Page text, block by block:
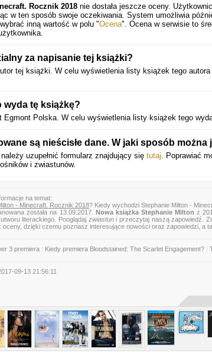
Rocznik 2018 nie dostała jeszcze oceny.
w ten sposób swoje oczekiwania. System umożliwia
inną wartość w polu "Ocena". Ocena w serwisie to
za napisanie tej książki?
tej książki. W celu wyświetlenia listy książek tego
wyda tę książkę?
Egmont Polska. W celu wyświetlenia listy książek tego
są nieścisłe dane. W jaki sposób
uzupełnić formularz znajdujący się tutaj. Poprawiać
i zwiastunów.
na temat:
- Minecraft. Rocznik 2018? Kiedy wychodzi Stephanie Milton -
została na 13.09.2017. Nowa książka Stephanie Milton z
literackiego. Pooglądaj zwiastuni przeczytaj naszą zapowiedź.
dzięki czemu poznasz interesujące nowości oraz zapowiedzi, a
3 premiera Kiedy premiera Bloodstained: The Scarlet Engagement?
09-13 21:56:11